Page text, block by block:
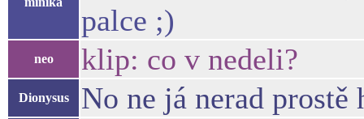
palce ;)
neo klip: co v nedeli?
Dionysus No ne já nerad